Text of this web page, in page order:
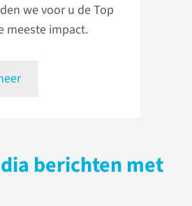
we voor u de Top
meeste impact.
berichten met